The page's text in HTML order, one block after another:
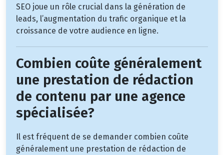
SEO joue un rôle crucial dans la génération de
leads, l’augmentation du trafic organique et la
croissance de votre audience en ligne.
Combien coûte généralement
une prestation de rédaction
de contenu par une agence
spécialisée?
Il est fréquent de se demander combien coûte
généralement une prestation de rédaction de